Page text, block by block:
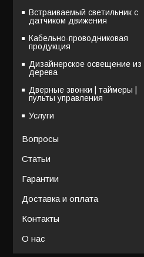
Встраиваемый светильник с
датчиком движения
Кабельно-проводниковая
продукция
Дизайнерское освещение из
дерева
Дверные звонки | таймеры |
пульты управления
Услуги
Вопросы
Статьи
Гарантии
Доставка и оплата
Контакты
О нас